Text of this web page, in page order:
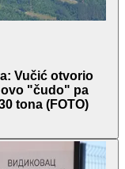
Vučić otvorio
"čudo" pa
tona (FOTO)